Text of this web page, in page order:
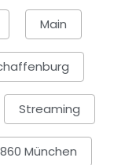
Main
Streaming
München